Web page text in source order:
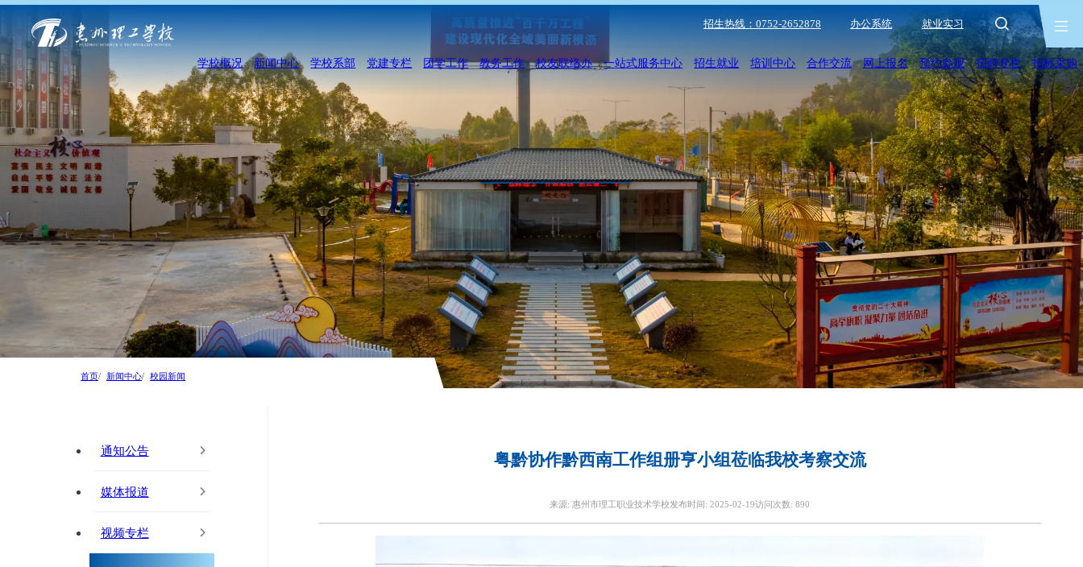
招生热线：0752-2652878 办公系统 就业实习
学校概况 新闻中心 学校系部 党建专栏 团学工作 教务工作 校友联络办 一站式服务中心 招生就业 培训中心 合作交流 网上报名 预约参观 招聘专栏 招标采购
首页 新闻中心 校园新闻
通知公告
媒体报道
视频专栏
粤黔协作黔西南工作组册亨小组莅临我校考察交流
来源: 惠州市理工职业技术学校发布时间: 2025-02-19访问次数: 890